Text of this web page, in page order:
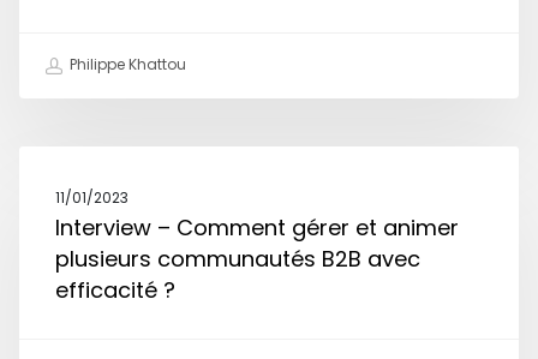
Philippe Khattou
11/01/2023
Interview – Comment gérer et animer
plusieurs communautés B2B avec
efficacité ?